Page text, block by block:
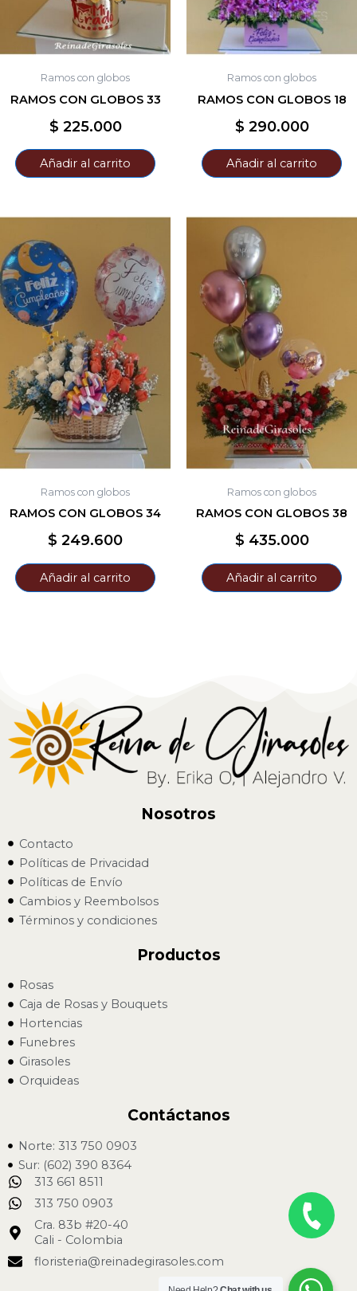
Ramos con globos
RAMOS CON GLOBOS 33
$ 225.000
Añadir al carrito
Ramos con globos
RAMOS CON GLOBOS 18
$ 290.000
Añadir al carrito
Ramos con globos
RAMOS CON GLOBOS 34
$ 249.600
Añadir al carrito
Ramos con globos
RAMOS CON GLOBOS 38
$ 435.000
Añadir al carrito
Nosotros
Contacto
Políticas de Privacidad
Políticas de Envío
Cambios y Reembolsos
Términos y condiciones
Productos
Rosas
Caja de Rosas y Bouquets
Hortencias
Funebres
Girasoles
Orquideas
Contáctanos
Norte: 313 750 0903
Sur: (602) 390 8364
313 661 8511
313 750 0903
Cra. 83b #20-40
Cali - Colombia
floristeria@reinadegirasoles.com